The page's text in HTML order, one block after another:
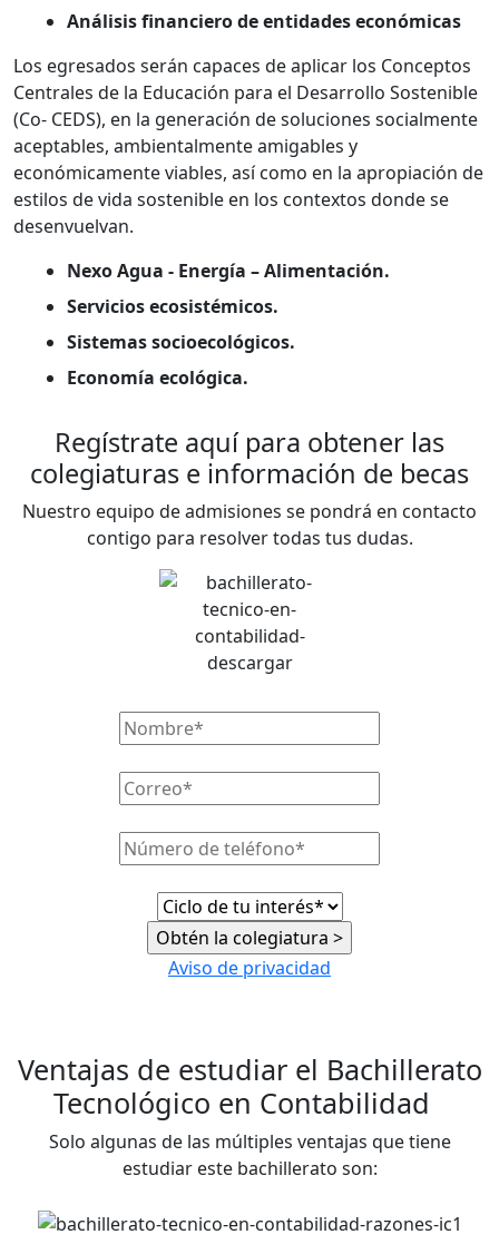
Análisis financiero de entidades económicas
Los egresados serán capaces de aplicar los Conceptos
Centrales de la Educación para el Desarrollo Sostenible
(Co- CEDS), en la generación de soluciones socialmente
aceptables, ambientalmente amigables y
económicamente viables, así como en la apropiación de
estilos de vida sostenible en los contextos donde se
desenvuelvan.
Nexo Agua - Energía – Alimentación.
Servicios ecosistémicos.
Sistemas socioecológicos.
Economía ecológica.
Regístrate aquí para obtener las
colegiaturas e información de becas
Nuestro equipo de admisiones se pondrá en contacto
contigo para resolver todas tus dudas.
Aviso de privacidad
Ventajas de estudiar el Bachillerato
Tecnológico en Contabilidad
Solo algunas de las múltiples ventajas que tiene
estudiar este bachillerato son: